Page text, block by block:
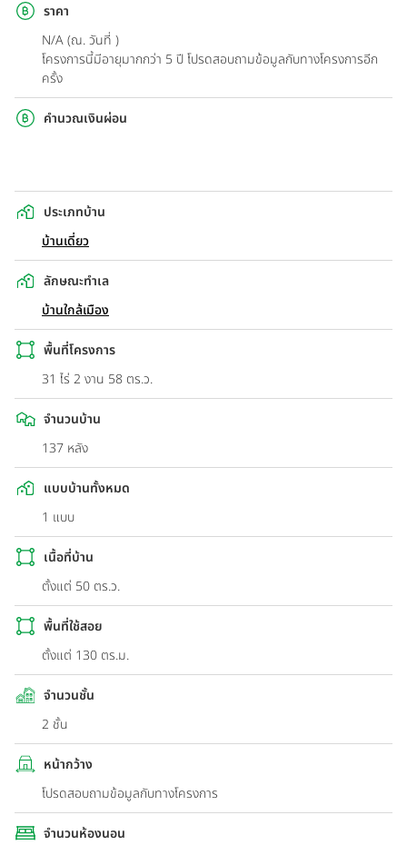
ราคา
N/A (ณ. วันที่ )
โครงการนี้มีอายุมากกว่า 5 ปี โปรดสอบถามข้อมูลกับทางโครงการอีก
ครั้ง
คำนวณเงินผ่อน
ประเภทบ้าน
บ้านเดี่ยว
ลักษณะทำเล
บ้านใกล้เมือง
พื้นที่โครงการ
31 ไร่ 2 งาน 58 ตร.ว.
จำนวนบ้าน
137 หลัง
แบบบ้านทั้งหมด
1 แบบ
เนื้อที่บ้าน
ตั้งแต่ 50 ตร.ว.
พื้นที่ใช้สอย
ตั้งแต่ 130 ตร.ม.
จำนวนชั้น
2 ชั้น
หน้ากว้าง
โปรดสอบถามข้อมูลกับทางโครงการ
จำนวนห้องนอน